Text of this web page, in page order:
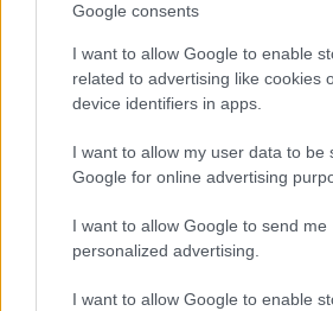
Google consents
I want to allow Google to enable
related to advertising like cookies
device identifiers in apps.
I want to allow my user data to be
Google for online advertising
I want to allow Google to send me
personalized advertising.
I want to allow Google to enable
Find Papillomas On Your Neck Or
Stage Of...